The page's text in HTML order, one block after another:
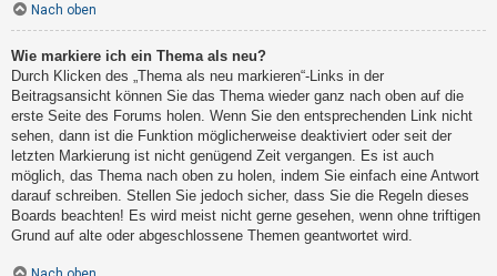
Nach oben
Wie markiere ich ein Thema als neu?
Durch Klicken des „Thema als neu markieren“-Links in der
Beitragsansicht können Sie das Thema wieder ganz nach oben auf die
erste Seite des Forums holen. Wenn Sie den entsprechenden Link nicht
sehen, dann ist die Funktion möglicherweise deaktiviert oder seit der
letzten Markierung ist nicht genügend Zeit vergangen. Es ist auch
möglich, das Thema nach oben zu holen, indem Sie einfach eine Antwort
darauf schreiben. Stellen Sie jedoch sicher, dass Sie die Regeln dieses
Boards beachten! Es wird meist nicht gerne gesehen, wenn ohne triftigen
Grund auf alte oder abgeschlossene Themen geantwortet wird.